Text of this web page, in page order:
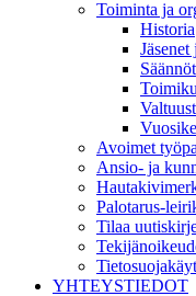
Toiminta ja
Historia
Säännöt
Avoimet
Ansio- ja
Palotarus-
Tilaa
YHTEYSTIEDOT